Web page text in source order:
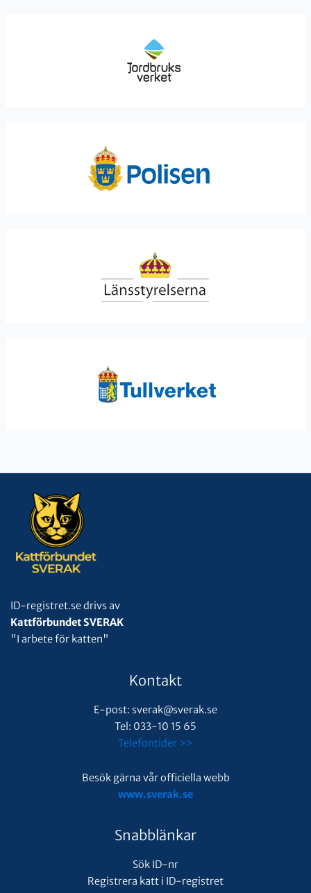
ID-registret.se drivs av
Kattförbundet SVERAK
"I arbete för katten"
Kontakt
E-post: sverak@sverak.se
Tel: 033-10 15 65
Telefontider >>
Besök gärna vår officiella webb
www.sverak.se
Snabblänkar
Sök ID-nr
Registrera katt i ID-registret